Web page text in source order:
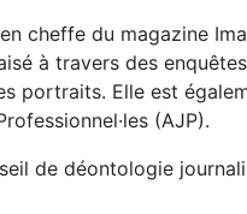
cheffe du magazine
à travers des
portraits. Elle est
(AJP).
de déontologie